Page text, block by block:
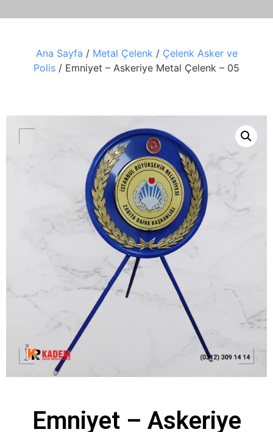
Ana Sayfa / Metal Çelenk/ Çelenk Asker ve
Polis / Emniyet – Askeriye Metal Çelenk – 05
Emniyet – Askeriye